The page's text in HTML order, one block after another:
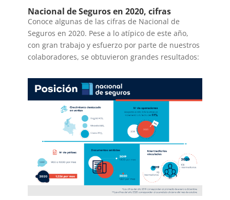
Nacional de Seguros en 2020, cifras
Conoce algunas de las cifras de Nacional de
Seguros en 2020. Pese a lo atípico de este año,
con gran trabajo y esfuerzo por parte de nuestros
colaboradores, se obtuvieron grandes resultados: